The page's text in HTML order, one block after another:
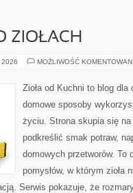
ZIOŁACH
2026 MOŻLIWOŚĆ
Zioła od Kuchni to blog dla
domowe sposoby
życiu. Strona skupia się
podkreślić smak potraw,
domowych przetworów. To
pomysłów, w którym zioła
Serwis pokazuje, że